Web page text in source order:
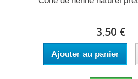
3,50 €
Ajouter au panier